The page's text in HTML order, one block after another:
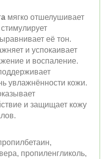
мягко отшелушивает
её тон.
и успокаивает
и воспаление.
увлажнённости кожи.
и защищает кожу
пропиленгликоль,